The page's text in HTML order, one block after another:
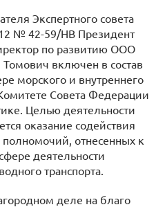
Экспертного совета
№ 42-59/НВ Президент
по развитию ООО
включен в состав
морского и внутреннего
Совета Федерации
Целью деятельности
оказание содействия
отнесенных к
деятельности
транспорта.
деле на благо